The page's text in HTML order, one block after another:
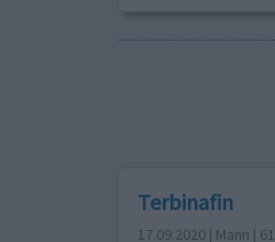
Terbinafin
17.09.2020 | Mann | 61